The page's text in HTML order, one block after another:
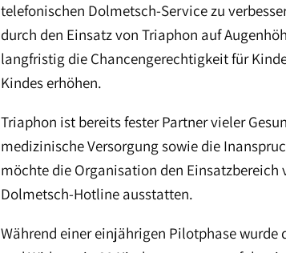
telefonischen Dolmetsch-Service zu
durch den Einsatz von Triaphon auf
langfristig die Chancengerechtigkeit für
Kindes erhöhen.
Triaphon ist bereits fester Partner vieler
medizinische Versorgung sowie die
möchte die Organisation den
Dolmetsch-Hotline ausstatten.
Während einer einjährigen Pilotphase wurde